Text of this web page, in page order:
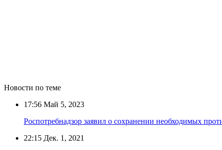
Новости по теме
17:56 Май 5, 2023
Роспотребнадзор заявил о сохранении необходимых
22:15 Дек. 1, 2021